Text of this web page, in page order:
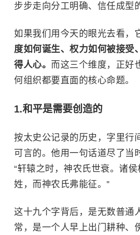
步步走向分工明确、信任成型
如果我们用今天的眼光去看，
度如何诞生、权力如何被接受
得人心。 而这三个维度，正好
何组织都要直面的核心命题。
1.和平是需要创造的
按太史公记录的历史，字里行
可言的。他用一句话道尽了当
“轩辕之时，神农氏世衰。诸
姓，而神农氏弗能征。”
这十九个字背后，是无数普通
常，是一个人早上出门耕种、